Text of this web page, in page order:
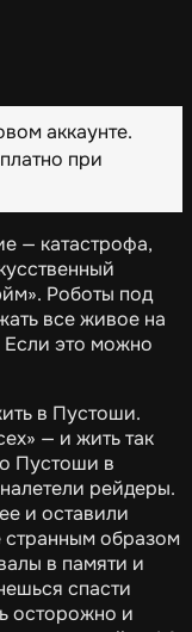
аккаунте.
при
— катастрофа,
Роботы под
все живое на
это можно
в Пустоши.
— и жить так
Пустоши в
рейдеры.
и оставили
странным образом
в памяти и
спасти
осторожно и